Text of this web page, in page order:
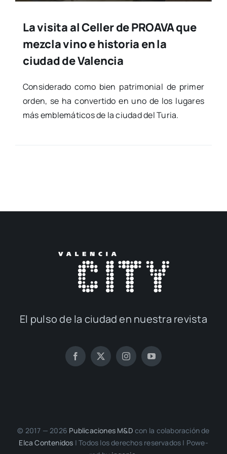
La visita al Celler de PROAVA que
mezcla vino e historia en la
ciudad de Valencia
Con­si­de­ra­do como bien patri­mo­nial de pri­mer
orden, se ha con­ver­ti­do en uno de los luga­res
más emble­má­ti­cos de la ciu­dad del Turia.
El pul­so de la ciu­dad en nues­tra revis­ta
© 2017 — 2026 Publi­ca­cio­nes M&D con la cola­bo­ra­ción de
Elca Con­te­ni­dos | Todos los dere­chos reser­va­dos | Powe­